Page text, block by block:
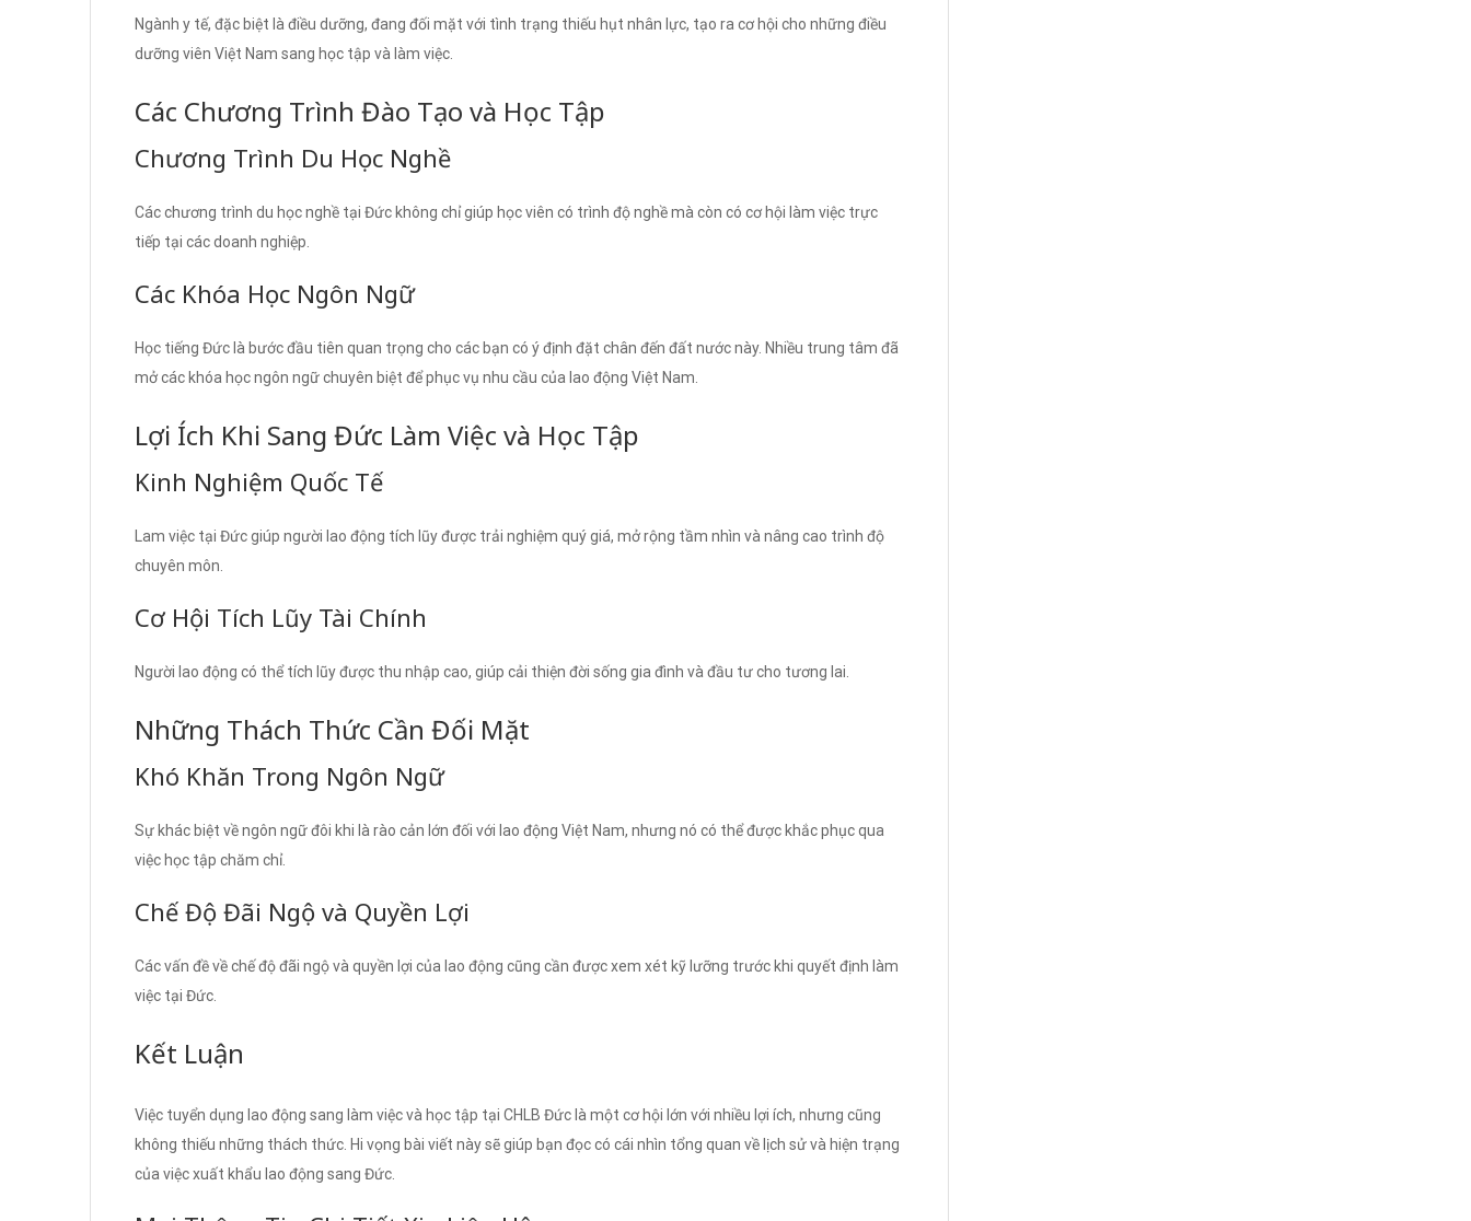
Ngành y tế, đặc biệt là điều dưỡng, đang đối mặt với tình trạng thiếu hụt nhân lực, tạo ra cơ hội cho những điều
dưỡng viên Việt Nam sang học tập và làm việc.
Các Chương Trình Đào Tạo và Học Tập
Chương Trình Du Học Nghề
Các chương trình du học nghề tại Đức không chỉ giúp học viên có trình độ nghề mà còn có cơ hội làm việc trực
tiếp tại các doanh nghiệp.
Các Khóa Học Ngôn Ngữ
Học tiếng Đức là bước đầu tiên quan trọng cho các bạn có ý định đặt chân đến đất nước này. Nhiều trung tâm đã
mở các khóa học ngôn ngữ chuyên biệt để phục vụ nhu cầu của lao động Việt Nam.
Lợi Ích Khi Sang Đức Làm Việc và Học Tập
Kinh Nghiệm Quốc Tế
Lam việc tại Đức giúp người lao động tích lũy được trải nghiệm quý giá, mở rộng tầm nhìn và nâng cao trình độ
chuyên môn.
Cơ Hội Tích Lũy Tài Chính
Người lao động có thể tích lũy được thu nhập cao, giúp cải thiện đời sống gia đình và đầu tư cho tương lai.
Những Thách Thức Cần Đối Mặt
Khó Khăn Trong Ngôn Ngữ
Sự khác biệt về ngôn ngữ đôi khi là rào cản lớn đối với lao động Việt Nam, nhưng nó có thể được khắc phục qua
việc học tập chăm chỉ.
Chế Độ Đãi Ngộ và Quyền Lợi
Các vấn đề về chế độ đãi ngộ và quyền lợi của lao động cũng cần được xem xét kỹ lưỡng trước khi quyết định làm
việc tại Đức.
Kết Luận
Việc tuyển dụng lao động sang làm việc và học tập tại CHLB Đức là một cơ hội lớn với nhiều lợi ích, nhưng cũng
không thiếu những thách thức. Hi vọng bài viết này sẽ giúp bạn đọc có cái nhìn tổng quan về lịch sử và hiện trạng
của việc xuất khẩu lao động sang Đức.